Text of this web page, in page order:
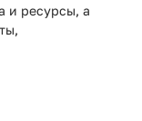
и ресурсы, а